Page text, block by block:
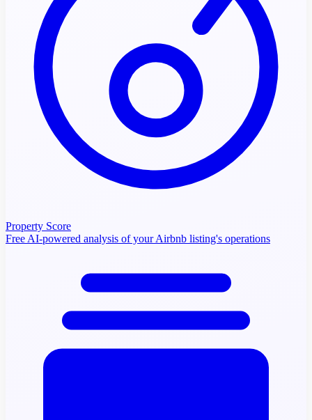
Property Score
Free AI-powered analysis of your Airbnb listing's operations